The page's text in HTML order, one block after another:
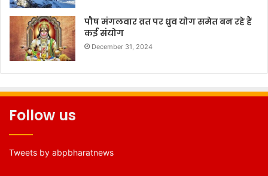
पौष मंगलवार व्रत पर ध्रुव योग समेत बन रहे हैं
कई संयोग
December 31, 2024
Follow us
Tweets by abpbharatnews